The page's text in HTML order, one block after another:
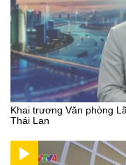
Khai trương Văn phòng
Thái Lan